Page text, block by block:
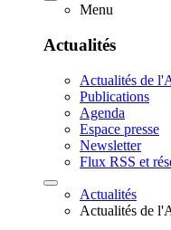
Menu
Actualités
Actualités de
Publications
Agenda
Espace presse
Newsletter
Flux RSS et
Actualités
Actualités de